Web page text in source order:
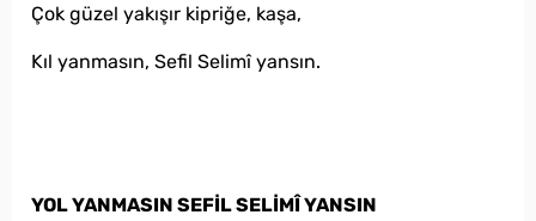
Çok güzel yakışır kipriğe, kaşa,
Kıl yanmasın, Sefil Selimî yansın.
YOL YANMASIN SEFİL SELİMÎ YANSIN